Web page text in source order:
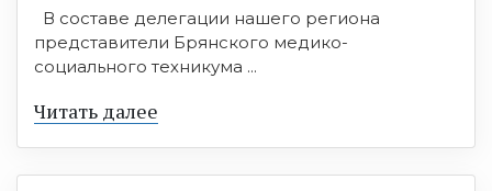
В составе делегации нашего региона
представители Брянского медико-
социального техникума ...
Читать далее